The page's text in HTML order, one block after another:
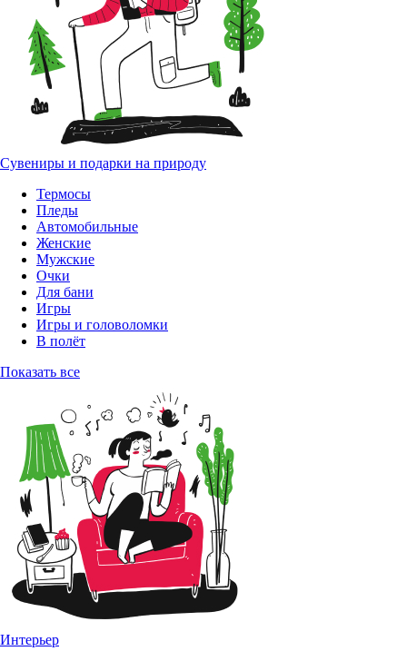
Сувениры и подарки на природу
Термосы
Пледы
Автомобильные
Женские
Мужские
Очки
Для бани
Игры
Игры и головоломки
В полёт
Показать все
Интерьер